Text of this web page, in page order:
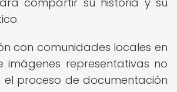
con comunidades locales en
imágenes representativas no
el proceso de documentación